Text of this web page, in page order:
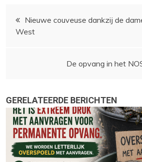
Bericht
navigatie
Nieuwe couveuse dankzij de
West
De opvang in het
GERELATEERDE BERICHTEN